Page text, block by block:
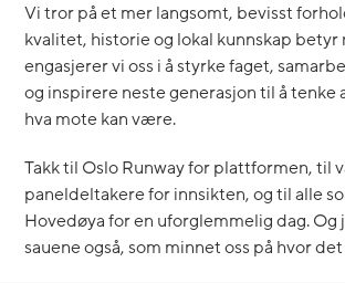
Vi tror på et mer langsomt, bevisst
kvalitet, historie og lokal kunnskap betyr
engasjerer vi oss i å styrke faget,
og inspirere neste generasjon til å tenke
hva mote kan være.
Takk til Oslo Runway for plattformen, til
paneldeltakere for innsikten, og til alle
Hovedøya for en uforglemmelig dag. Og
sauene også, som minnet oss på hvor